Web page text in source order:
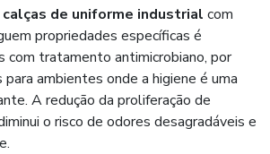
calças de uniforme industrial com
propriedades específicas é
com tratamento antimicrobiano, por
ambientes onde a higiene é uma
A redução da proliferação de
o risco de odores desagradáveis e